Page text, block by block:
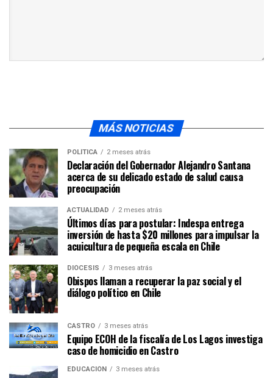
MÁS NOTICIAS
POLÍTICA 2 meses atrás
Declaración del Gobernador Alejandro Santana
acerca de su delicado estado de salud causa
preocupación
ACTUALIDAD 2 meses atrás
Últimos días para postular: Indespa entrega
inversión de hasta $20 millones para impulsar la
acuicultura de pequeña escala en Chile
DIÓCESIS 3 meses atrás
Obispos llaman a recuperar la paz social y el
diálogo político en Chile
CASTRO 3 meses atrás
Equipo ECOH de la fiscalía de Los Lagos investiga
caso de homicidio en Castro
EDUCACIÓN 3 meses atrás